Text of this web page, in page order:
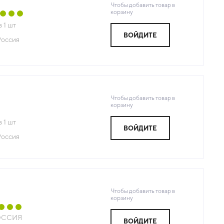
1 шт
Чтобы добавить товар в
корзину
ВОЙДИТЕ
1 шт
Чтобы добавить товар в
корзину
ВОЙДИТЕ
Чтобы добавить товар в
корзину
ВОЙДИТЕ